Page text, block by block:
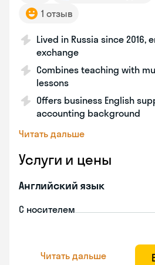
1 отзыв
Lived in Russia since 2016,
exchange
Combines teaching with
lessons
Offers business English
accounting background
Читать дальше
Услуги и цены
Английский язык
С носителем
Читать дальше